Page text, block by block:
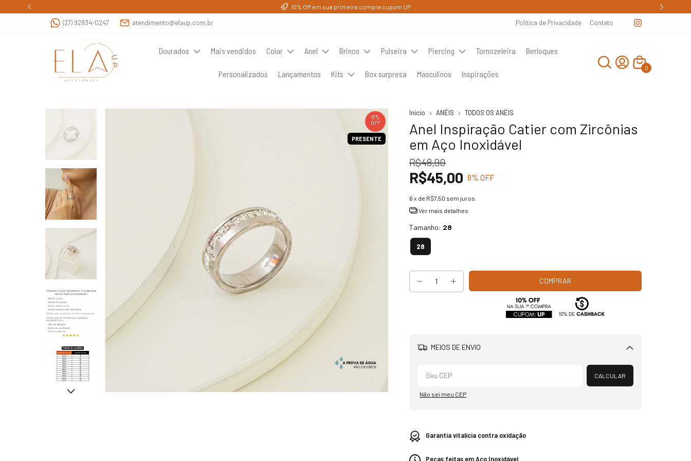
10% Off em sua primeira compra cupom UP
(27) 92834-0247 atendimento@elaup.com.br Política de Privacidade Contato
Dourados Mais vendidos Colar Anel Brinco Pulseira Piercing Tornozeleira Berloques
Personalizados Lançamentos Kits Box surpresa Masculinos Inspirações
0
8%
OFF
PRESENTE
Início ANÉIS TODOS OS ANÉIS
Anel Inspiração Catier com Zircônias
em Aço Inoxidável
R$48,90
R$45,00 8% OFF
6 x de R$7,50 sem juros
Ver mais detalhes
Tamanho: 28
28
MEIOS DE ENVIO
Alterar CEP
CALCULAR
Não sei meu CEP
Garantia vitalícia contra oxidação
Peças feitas em Aço Inoxidável